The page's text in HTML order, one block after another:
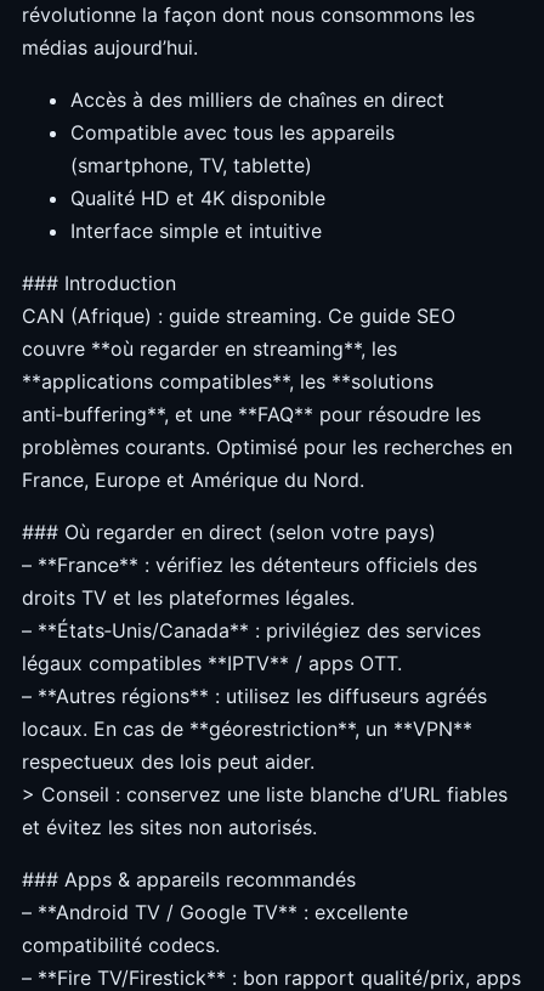
révolutionne la façon dont nous consommons les
médias aujourd’hui.
Accès à des milliers de chaînes en direct
Compatible avec tous les appareils
(smartphone, TV, tablette)
Qualité HD et 4K disponible
Interface simple et intuitive
### Introduction
CAN (Afrique) : guide streaming. Ce guide SEO
couvre **où regarder en streaming**, les
**applications compatibles**, les **solutions
anti‑buffering**, et une **FAQ** pour résoudre les
problèmes courants. Optimisé pour les recherches en
France, Europe et Amérique du Nord.
### Où regarder en direct (selon votre pays)
– **France** : vérifiez les détenteurs officiels des
droits TV et les plateformes légales.
– **États‑Unis/Canada** : privilégiez des services
légaux compatibles **IPTV** / apps OTT.
– **Autres régions** : utilisez les diffuseurs agréés
locaux. En cas de **géorestriction**, un **VPN**
respectueux des lois peut aider.
> Conseil : conservez une liste blanche d’URL fiables
et évitez les sites non autorisés.
### Apps & appareils recommandés
– **Android TV / Google TV** : excellente
compatibilité codecs.
– **Fire TV/Firestick** : bon rapport qualité/prix, apps